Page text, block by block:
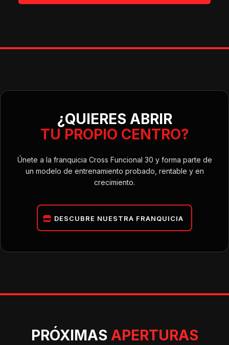
¿QUIERES ABRIR
TU PROPIO CENTRO?
Únete a la franquicia Cross Funcional 30 y forma parte de
un modelo de entrenamiento probado, rentable y en
crecimiento.
DESCUBRE NUESTRA FRANQUICIA
PRÓXIMAS APERTURAS